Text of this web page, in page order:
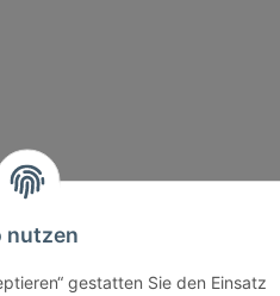
nutzen
gestatten Sie den Einsatz